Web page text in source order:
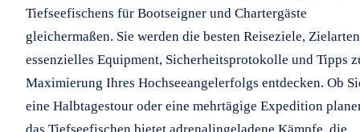
Tiefseefischens für Bootseigner und Chartergäste
gleichermaßen. Sie werden die besten Reiseziele,
essenzielles Equipment, Sicherheitsprotokolle und Tipps
Maximierung Ihres Hochseeangelerfolgs entdecken. Ob
eine Halbtagestour oder eine mehrtägige Expedition